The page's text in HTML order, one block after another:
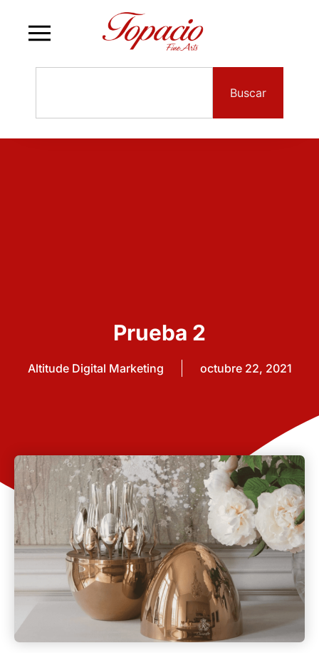
Buscar
Prueba 2
Altitude Digital Marketing octubre 22, 2021